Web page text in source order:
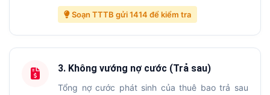
Soạn TTTB gửi 1414 để kiểm tra
3. Không vướng nợ cước (Trả sau)
Tổng nợ cước phát sinh của thuê bao trả sau